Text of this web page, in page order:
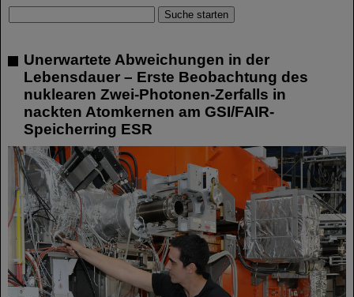
Unerwartete Abweichungen in der
Lebensdauer – Erste Beobachtung des
nuklearen Zwei-Photonen-Zerfalls in
nackten Atomkernen am GSI/FAIR-
Speicherring ESR